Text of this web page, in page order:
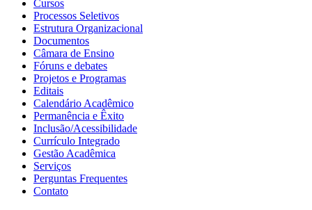
Cursos
Processos Seletivos
Estrutura Organizacional
Documentos
Câmara de Ensino
Fóruns e debates
Projetos e Programas
Editais
Calendário Acadêmico
Permanência e Êxito
Inclusão/Acessibilidade
Currículo Integrado
Gestão Acadêmica
Serviços
Perguntas Frequentes
Contato